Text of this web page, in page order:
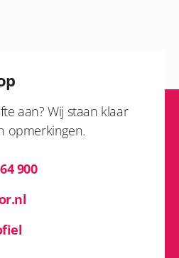
aan? Wij staan klaar
opmerkingen.
900